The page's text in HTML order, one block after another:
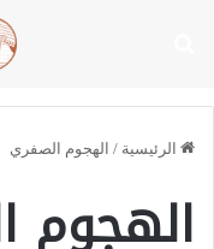
الرئيسية / الهجوم الصفري
الهجوم